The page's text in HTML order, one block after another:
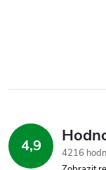
4,9
4216